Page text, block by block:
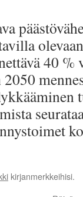
40 %
kirjanmerkkeihisi.